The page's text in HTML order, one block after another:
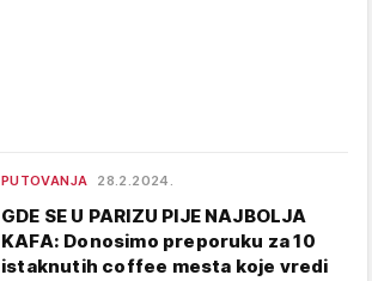
PUTOVANJA 28.2.2024.
GDE SE U PARIZU PIJE NAJBOLJA
KAFA: Donosimo preporuku za 10
istaknutih coffee mesta koje vredi